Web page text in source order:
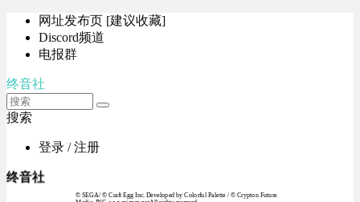
网址发布页 [建议收藏]
Discord频道
电报群
终音社
搜索
登录 / 注册
终音社
© SEGA / © Craft Egg Inc. Developed by Colorful Palette / © Crypton Future